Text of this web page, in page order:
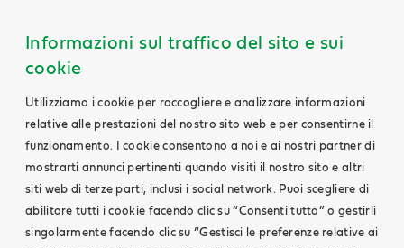
Informazioni sul traffico del sito e sui
cookie
Utilizziamo i cookie per raccogliere e analizzare informazioni
relative alle prestazioni del nostro sito web e per consentirne il
funzionamento. I cookie consentono a noi e ai nostri partner di
mostrarti annunci pertinenti quando visiti il nostro sito e altri
siti web di terze parti, inclusi i social network. Puoi scegliere di
abilitare tutti i cookie facendo clic su “Consenti tutto” o gestirli
singolarmente facendo clic su “Gestisci le preferenze relative ai